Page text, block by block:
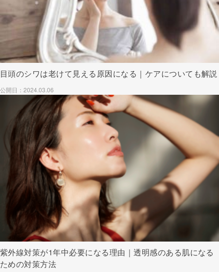
目頭のシワは老けて見える原因になる｜ケアについても解説
公開日：2024.03.06
紫外線対策が1年中必要になる理由｜透明感のある肌になる
ための対策方法